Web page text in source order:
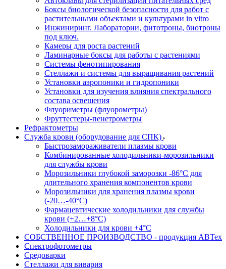
Боксы биологической безопасности для работ с
растительными объектами и культурами in vitro
Инжиниринг. Лаборатории, фитотроны, биотроны
под ключ.
Камеры для роста растений
Ламинарные боксы для работы с растениями
Системы фенотипирования
Стеллажи и системы для выращивания растений
Установки аэропоники и гидропоники
Установки для изучения влияния спектрального
состава освещения
Флуориметры (флуорометры)
Фруттестеры-пенетрометры
Рефрактометры
Служба крови (оборудование для СПК)
Быстрозамораживатели плазмы крови
Комбинированные холодильники-морозильники
для службы крови
Морозильники глубокой заморозки -86°С для
длительного хранения компонентов крови
Морозильники для хранения плазмы крови
(-20…-40°С)
Фармацевтические холодильники для службы
крови (+2…+8°С)
Холодильники для крови +4°С
СОБСТВЕННОЕ ПРОИЗВОДСТВО - продукция АВТех
Спектрофотометры
Средоварки
Стеллажи для вивария